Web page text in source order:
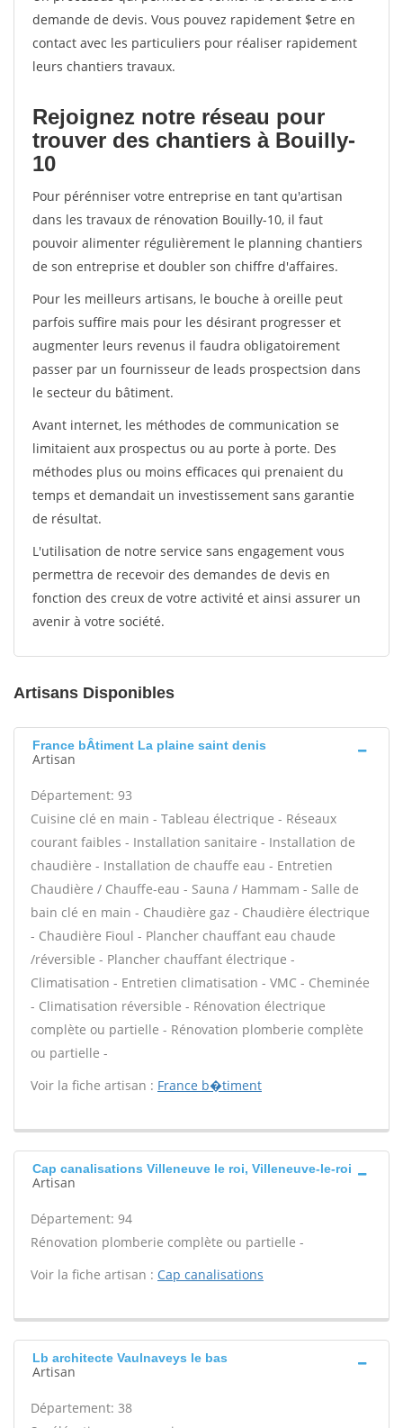
demande de devis. Vous pouvez rapidement $etre en
contact avec les particuliers pour réaliser rapidement
leurs chantiers travaux.
Rejoignez notre réseau pour
trouver des chantiers à Bouilly-
10
Pour pérénniser votre entreprise en tant qu'artisan
dans les travaux de rénovation Bouilly-10, il faut
pouvoir alimenter régulièrement le planning chantiers
de son entreprise et doubler son chiffre d'affaires.
Pour les meilleurs artisans, le bouche à oreille peut
parfois suffire mais pour les désirant progresser et
augmenter leurs revenus il faudra obligatoirement
passer par un fournisseur de leads prospectsion dans
le secteur du bâtiment.
Avant internet, les méthodes de communication se
limitaient aux prospectus ou au porte à porte. Des
méthodes plus ou moins efficaces qui prenaient du
temps et demandait un investissement sans garantie
de résultat.
L'utilisation de notre service sans engagement vous
permettra de recevoir des demandes de devis en
fonction des creux de votre activité et ainsi assurer un
avenir à votre société.
Artisans Disponibles
France bÂtiment La plaine saint denis
Artisan
Département: 93
Cuisine clé en main - Tableau électrique - Réseaux
courant faibles - Installation sanitaire - Installation de
chaudière - Installation de chauffe eau - Entretien
Chaudière / Chauffe-eau - Sauna / Hammam - Salle de
bain clé en main - Chaudière gaz - Chaudière électrique
- Chaudière Fioul - Plancher chauffant eau chaude
/réversible - Plancher chauffant électrique -
Climatisation - Entretien climatisation - VMC - Cheminée
- Climatisation réversible - Rénovation électrique
complète ou partielle - Rénovation plomberie complète
ou partielle -
Voir la fiche artisan : France b�timent
Cap canalisations Villeneuve le roi, Villeneuve-le-roi
Artisan
Département: 94
Rénovation plomberie complète ou partielle -
Voir la fiche artisan : Cap canalisations
Lb architecte Vaulnaveys le bas
Artisan
Département: 38